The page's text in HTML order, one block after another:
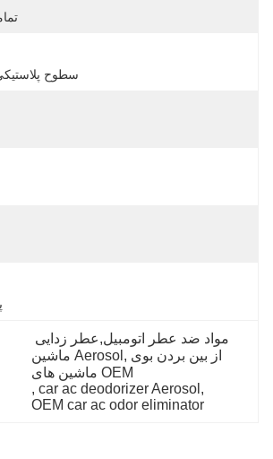
سطوح
ماشین Aerosol,از بین بردن بوی
ماشین های OEM
, car ac deodorizer Aerosol ,
OEM car ac odor eliminator